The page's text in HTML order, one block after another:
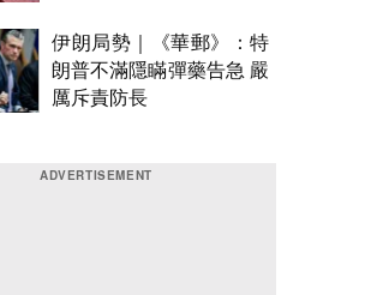
伊朗局勢｜《華郵》：特
朗普不滿隱瞞彈藥告急 嚴
厲斥責防長